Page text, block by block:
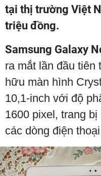
tại thị trường Việt
triệu đồng.
Samsung Galaxy
ra mắt lần đầu tiên
hữu màn hình
10,1-inch với độ
1600 pixel, trang
các dòng điện